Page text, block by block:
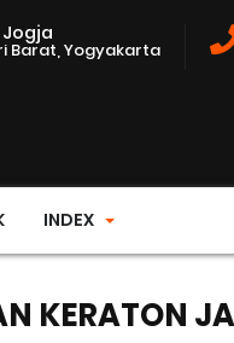
Jogja
Barat, Yogyakarta
INDEX
KERATON